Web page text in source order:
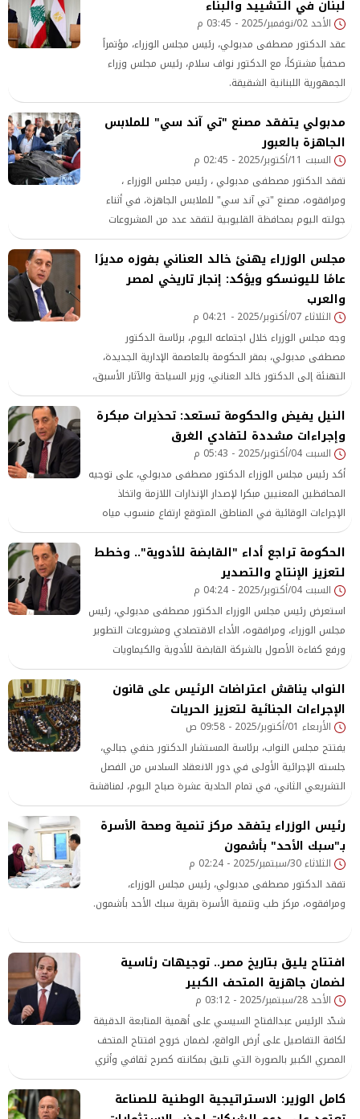
لبنان في التشييد والبناء
الأحد 02/نوفمبر/2025 - 03:45 م
عقد الدكتور مصطفى مدبولي، رئيس مجلس الوزراء، مؤتمراً
صحفياً مشتركاً، مع الدكتور نواف سلام، رئيس مجلس وزراء
الجمهورية اللبنانية الشقيقة.
مدبولي يتفقد مصنع "تي آند سي" للملابس
الجاهزة بالعبور
السبت 11/أكتوبر/2025 - 02:45 م
تفقد الدكتور مصطفى مدبولي ، رئيس مجلس الوزراء ،
ومرافقوه، مصنع "تي آند سي" للملابس الجاهزة، في أثناء
جولته اليوم بمحافظة القليوبية لتفقد عدد من المشروعات
التنموية والخدمية . واستمع رئيس الوزراء إلى عرض تقديمي
من المهندس مجدي طلبة، رئيس مجلس إدارة شركة "تي آند
سي"، حول الشركة وتطورات أعمالها والتصدير
مجلس الوزراء يهنئ خالد العناني بفوزه مديرًا
عامًا لليونسكو ويؤكد: إنجاز تاريخي لمصر
والعرب
الثلاثاء 07/أكتوبر/2025 - 04:21 م
وجه مجلس الوزراء خلال اجتماعه اليوم، برئاسة الدكتور
مصطفى مدبولي، بمقر الحكومة بالعاصمة الإدارية الجديدة،
التهنئة إلى الدكتور خالد العناني، وزير السياحة والآثار الأسبق،
بمناسبة فوزه بمنصب المدير العام الجديد لمنظمة الأمم
المتحدة للتربية والعلوم والثقافة (اليونسكو).
النيل يفيض والحكومة تستعد: تحذيرات مبكرة
وإجراءات مشددة لتفادي الغرق
السبت 04/أكتوبر/2025 - 05:43 م
أكد رئيس مجلس الوزراء الدكتور مصطفى مدبولي، على توجيه
المحافظين المعنيين مبكرا لإصدار الإنذارات اللازمة واتخاذ
الإجراءات الوقائية في المناطق المتوقع ارتفاع منسوب مياه
النيل فيها نتيجة لفيضان نهر النيل في إطار منظومة متكاملة
لإدارة الموقف على مستوى الدولة.
الحكومة تراجع أداء "القابضة للأدوية".. وخطط
لتعزيز الإنتاج والتصدير
السبت 04/أكتوبر/2025 - 04:24 م
استعرض رئيس مجلس الوزراء الدكتور مصطفى مدبولي، رئيس
مجلس الوزراء، ومرافقوه، الأداء الاقتصادي ومشروعات التطوير
ورفع كفاءة الأصول بالشركة القابضة للأدوية والكيماويات
والمستلزمات الطبية، إحدى الشركات القابضة التابعة لوزارة
قطاع الأعمال العام، ويأتي ذلك في أثناء زيارته التي يقوم بها
اليوم لافتتاح وتفقد عدد من المصانع المطورة بشركة النصر
للكيماويات الدوائية التابعة للشركة القابضة للأدوية، بمحافظة
القلي
النواب يناقش اعتراضات الرئيس على قانون
الإجراءات الجنائية لتعزيز الحريات
الأربعاء 01/أكتوبر/2025 - 09:58 ص
يفتتح مجلس النواب، برئاسة المستشار الدكتور حنفي جبالي،
جلسته الإجرائية الأولى في دور الانعقاد السادس من الفصل
التشريعي الثاني، في تمام الحادية عشرة صباح اليوم، لمناقشة
رسالة رئيس الجمهورية بشأن اعتراضاته على عدد من مواد
مشروع قانون الإجراءات الجنائية، في خطوة تهدف إلى تعزيز
صون الحريات والحقوق.
رئيس الوزراء يتفقد مركز تنمية وصحة الأسرة
بـ"سبك الأحد" بأشمون
الثلاثاء 30/سبتمبر/2025 - 02:24 م
تفقد الدكتور مصطفى مدبولي، رئيس مجلس الوزراء،
ومرافقوه، مركز طب وتنمية الأسرة بقرية سبك الأحد بأشمون.
افتتاح يليق بتاريخ مصر.. توجيهات رئاسية
لضمان جاهزية المتحف الكبير
الأحد 28/سبتمبر/2025 - 03:12 م
شدّد الرئيس عبدالفتاح السيسي على أهمية المتابعة الدقيقة
لكافة التفاصيل على أرض الواقع، لضمان خروج افتتاح المتحف
المصري الكبير بالصورة التي تليق بمكانته كصرح ثقافي وأثري
عالمي، إلى جانب مواصلة العمل على تطوير الصورة البصرية
للمنطقة المحيطة به.
كامل الوزير: الاستراتيجية الوطنية للصناعة